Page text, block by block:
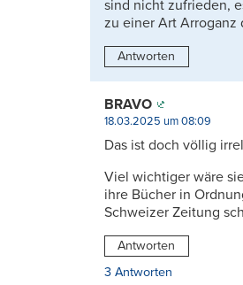
sind nicht zufrieden,
zu einer Art Arroganz
Antworten
BRAVO
18.03.2025 um 08:09
Das ist doch völlig
Viel wichtiger wäre
ihre Bücher in
Schweizer Zeitung
Antworten
3 Antworten